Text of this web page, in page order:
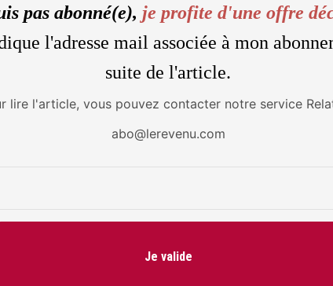
pas abonné(e), je profite d'une offre
l'adresse mail associée à mon
suite de l'article.
lire l'article, vous pouvez contacter notre service
abo@lerevenu.com
Je valide